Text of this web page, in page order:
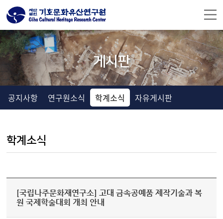
게시판
공지사항 연구원소식 학계소식 자유게시판
학계소식
[국립나주문화재연구소] 고대 금속공예품 제작기술과 복
원 국제학술대회 개최 안내